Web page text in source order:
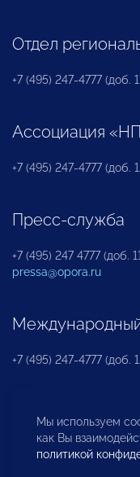
Отдел
+7 (495) 247-4777 (доб.
Ассоциация
+7 (495) 247-4777 (доб.
Пресс-служба
+7 (495) 247 4777 (доб.
pressa@opora.ru
+7 (495) 247-4777 (доб.
Бюро по
инвесторов
Мы используем
как Вы
политикой